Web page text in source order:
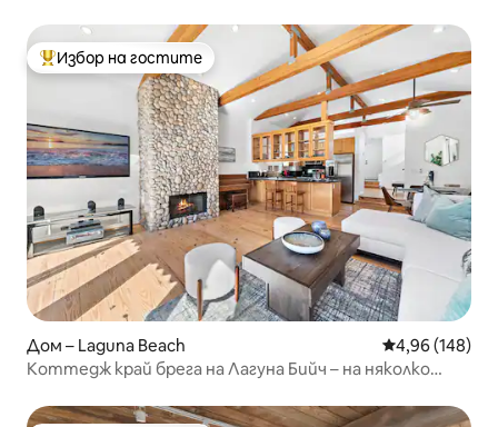
Най-популярен избор на гостите
Избор на гостите
Дом – Laguna Beach Средна
4,96 (148)
Коттедж край брега на Лагуна Бийч – на няколко